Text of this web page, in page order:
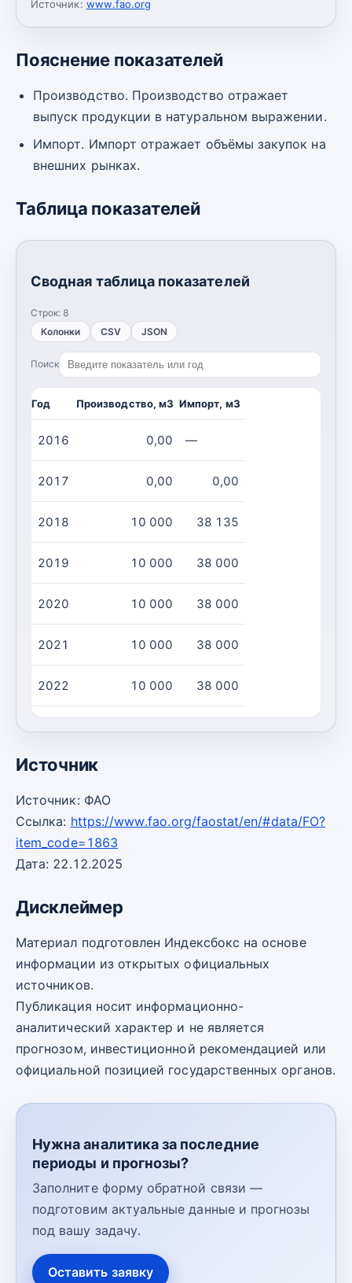
Источник: www.fao.org
Пояснение показателей
Производство. Производство отражает
выпуск продукции в натуральном выражении.
Импорт. Импорт отражает объёмы закупок на
внешних рынках.
Таблица показателей
Сводная таблица показателей
Строк: 8
Колонки
CSV JSON
Поиск
Год Производство, м3 Импорт, м3
2016 0,00 —
2017 0,00 0,00
2018 10 000 38 135
2019 10 000 38 000
2020 10 000 38 000
2021 10 000 38 000
2022 10 000 38 000
Источник
Источник: ФАО
Ссылка: https://www.fao.org/faostat/en/#data/FO?
item_code=1863
Дата: 22.12.2025
Дисклеймер
Материал подготовлен Индексбокс на основе
информации из открытых официальных
источников.
Публикация носит информационно-
аналитический характер и не является
прогнозом, инвестиционной рекомендацией или
официальной позицией государственных органов.
Нужна аналитика за последние
периоды и прогнозы?
Заполните форму обратной связи —
подготовим актуальные данные и прогнозы
под вашу задачу.
Оставить заявку